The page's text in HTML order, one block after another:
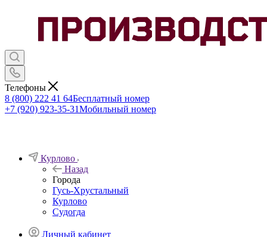
Телефоны
8 (800) 222 41 64Бесплатный номер
+7 (920) 923-35-31Мобильный номер
Курлово
Назад
Города
Гусь-Хрустальный
Курлово
Судогда
Личный кабинет